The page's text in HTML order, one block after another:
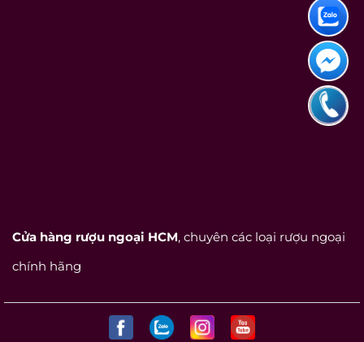
Cửa hàng rượu ngoại HCM, chuyên các loại rượu ngoại
chính hãng